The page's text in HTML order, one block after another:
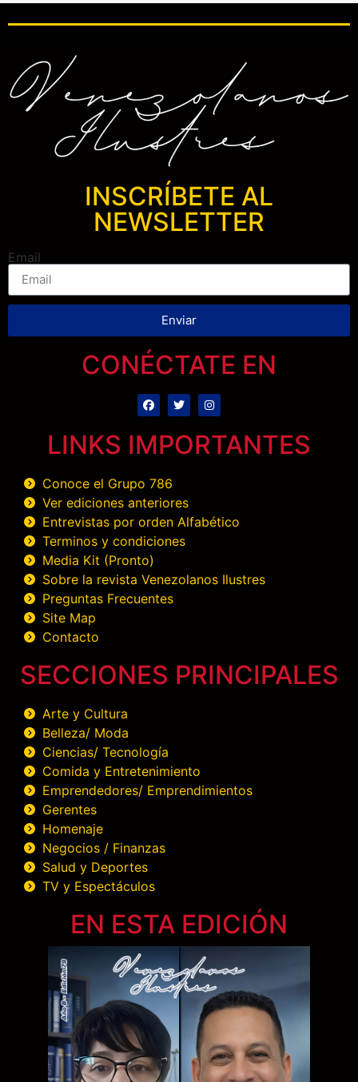
INSCRÍBETE AL
NEWSLETTER
Email
Enviar
CONÉCTATE EN
LINKS IMPORTANTES
Conoce el Grupo 786
Ver ediciones anteriores
Entrevistas por orden Alfabético
Terminos y condiciones
Media Kit (Pronto)
Sobre la revista Venezolanos Ilustres
Preguntas Frecuentes
Site Map
Contacto
SECCIONES PRINCIPALES
Arte y Cultura
Belleza/ Moda
Ciencias/ Tecnología
Comida y Entretenimiento
Emprendedores/ Emprendimientos
Gerentes
Homenaje
Negocios / Finanzas
Salud y Deportes
TV y Espectáculos
EN ESTA EDICIÓN